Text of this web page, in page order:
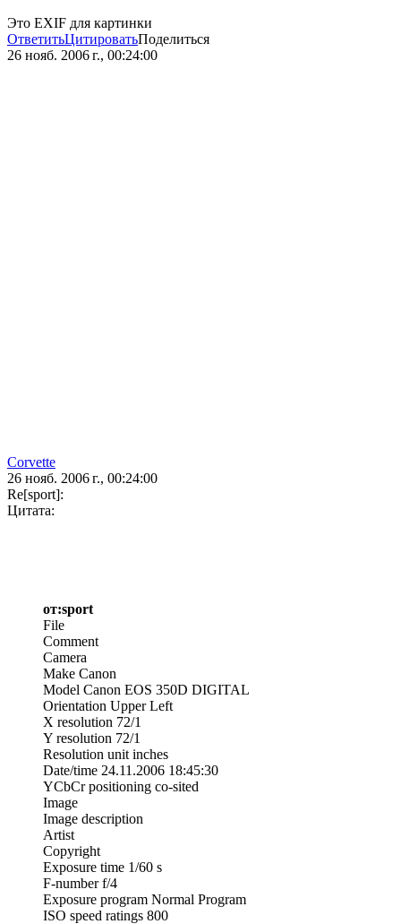
Это EXIF для картинки
ОтветитьЦитироватьПоделиться
26 нояб. 2006 г., 00:24:00
Corvette
26 нояб. 2006 г., 00:24:00
Re[sport]:
Цитата:
от:sport
File
Comment
Camera
Make Canon
Model Canon EOS 350D DIGITAL
Orientation Upper Left
X resolution 72/1
Y resolution 72/1
Resolution unit inches
Date/time 24.11.2006 18:45:30
YCbCr positioning co-sited
Image
Image description
Artist
Copyright
Exposure time 1/60 s
F-number f/4
Exposure program Normal Program
ISO speed ratings 800